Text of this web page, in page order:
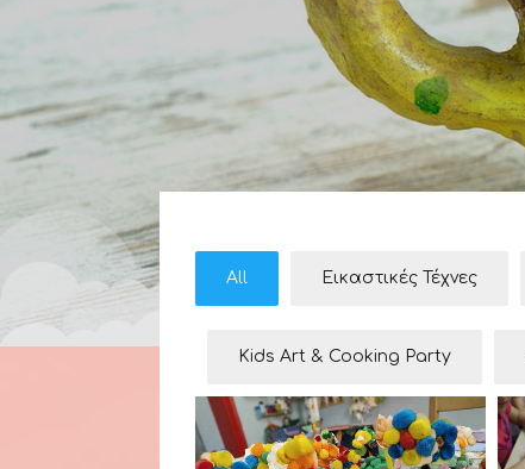
All Εικαστικές Τέχνες
Kids Art & Cooking Party